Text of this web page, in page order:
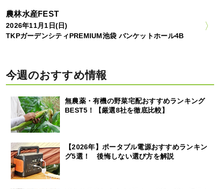
農林水産FEST
2026年11月1日(日)
TKPガーデンシティPREMIUM池袋 バンケットホール4B
今週のおすすめ情報
無農薬・有機の野菜宅配おすすめランキング
BEST5！【厳選8社を徹底比較】
【2026年】ポータブル電源おすすめランキン
グ5選！ 後悔しない選び方を解説